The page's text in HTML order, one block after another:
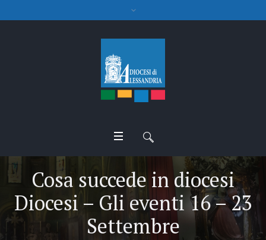
Cosa succede in diocesi
Diocesi – Gli eventi 16 – 23
Settembre